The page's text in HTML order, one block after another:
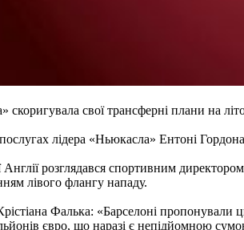
скоригувала свої трансферні плани на
лідера «Ньюкасла» Ентоні
Англії розглядався спортивним
лівого флангу нападу.
Фалька: «Барселоні
євро, що наразі є непідйомною